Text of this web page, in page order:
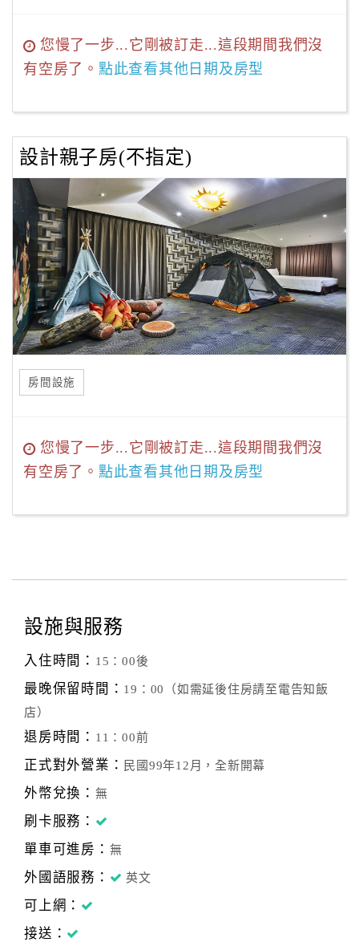
您慢了一步...它剛被訂走...這段期間我們沒
有空房了。 點此查看其他日期及房型
設計親子房(不指定)
房間設施
您慢了一步...它剛被訂走...這段期間我們沒
有空房了。 點此查看其他日期及房型
設施與服務
入住時間： 15：00後
最晚保留時間： 19：00（如需延後住房請至電告知飯
店）
退房時間： 11：00前
正式對外營業： 民國99年12月，全新開幕
外幣兌換： 無
刷卡服務：
單車可進房： 無
外國語服務： 英文
可上網：
接送：